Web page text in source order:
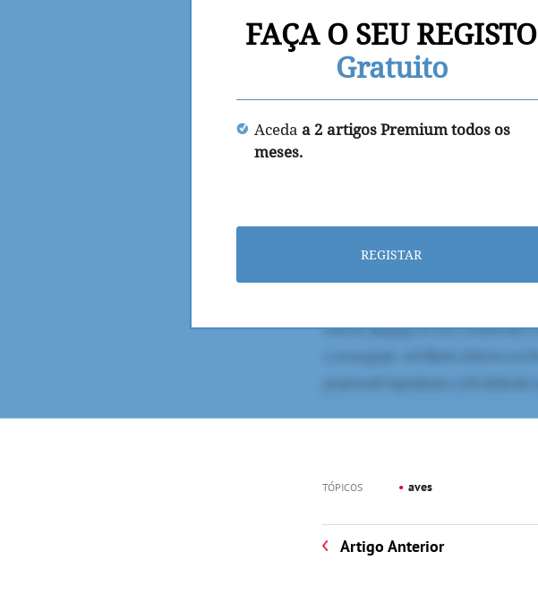
FAÇA O SEU REGISTO
Gratuito
Aceda a 2 artigos Premium todos os
meses.
REGISTAR
TÓPICOS aves
Artigo Anterior